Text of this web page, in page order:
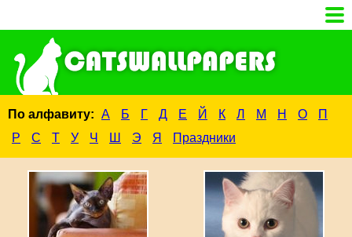
По алфавиту: А Б Г Д Е Й К Л М Н О
П
Р
С Т У Ч Ш Э Я Праздники